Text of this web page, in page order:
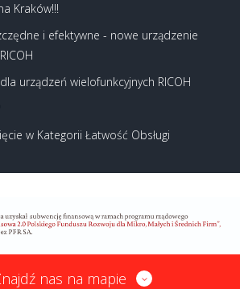
Kraków!!!
i efektywne - nowe urządzenie
urządzeń wielofunkcyjnych RICOH
w Kategorii Łatwość Obsługi
nas na mapie